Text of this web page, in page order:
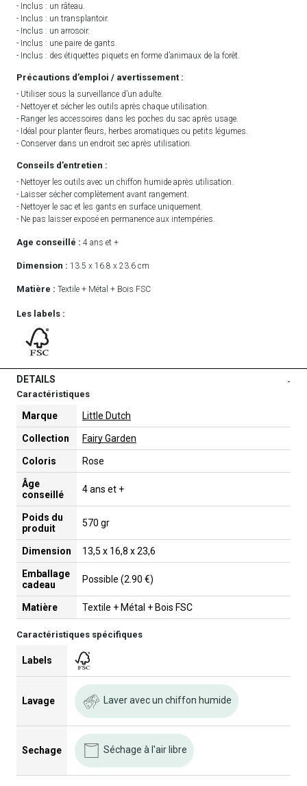
- Inclus : un râteau.
- Inclus : un transplantoir.
- Inclus : un arrosoir.
- Inclus : une paire de gants.
- Inclus : des étiquettes piquets en forme d’animaux de la forêt.
Précautions d’emploi / avertissement :
- Utiliser sous la surveillance d’un adulte.
- Nettoyer et sécher les outils après chaque utilisation.
- Ranger les accessoires dans les poches du sac après usage.
- Idéal pour planter fleurs, herbes aromatiques ou petits légumes.
- Conserver dans un endroit sec après utilisation.
Conseils d’entretien :
- Nettoyer les outils avec un chiffon humide après utilisation.
- Laisser sécher complètement avant rangement.
- Nettoyer le sac et les gants en surface uniquement.
- Ne pas laisser exposé en permanence aux intempéries.
Age conseillé : 4 ans et +
Dimension : 13.5 x 16.8 x 23.6 cm
Matière : Textile + Métal + Bois FSC
Les labels :
DETAILS -
Caractéristiques
Marque Little Dutch
Collection Fairy Garden
Coloris Rose
Âge
conseillé
4 ans et +
Poids du
produit
570 gr
Dimension 13,5 x 16,8 x 23,6
Emballage
cadeau
Possible (2.90 €)
Matière Textile + Métal + Bois FSC
Caractéristiques spécifiques
Labels
Lavage Laver avec un chiffon humide
Sechage Séchage à l'air libre